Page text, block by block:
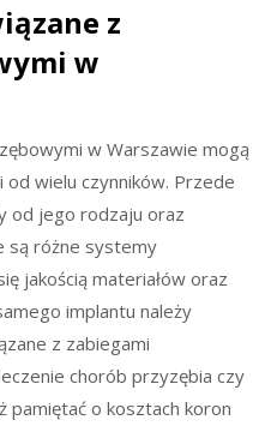
z
w
w Warszawie mogą
od wielu czynników. Przede
od jego rodzaju oraz
są różne systemy
jakością materiałów oraz
implantu należy
z zabiegami
chorób przyzębia czy
pamiętać o kosztach koron